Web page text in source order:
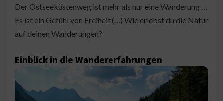
Der Ostseeküstenweg ist mehr als nur eine Wanderung …
Es ist ein Gefühl von Freiheit (…) Wie erlebst du die Natur
auf deinen Wanderungen?
Einblick in die Wandererfahrungen